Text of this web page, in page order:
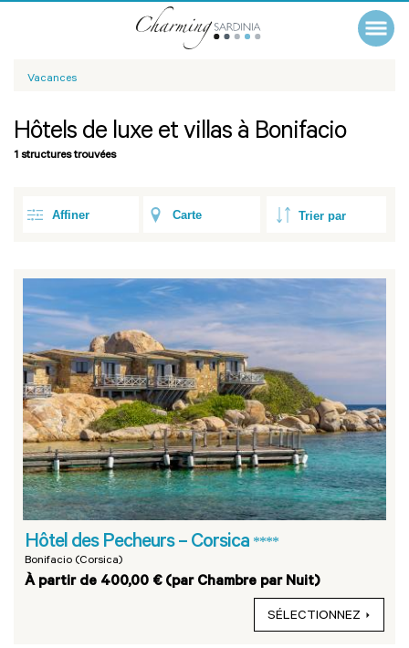
Vacances
Hôtels de luxe et villas à Bonifacio
1 structures trouvées
Affiner Carte
Hôtel des Pecheurs – Corsica ****
Bonifacio (Corsica)
À partir de 400,00 € (par Chambre par Nuit)
SÉLECTIONNEZ